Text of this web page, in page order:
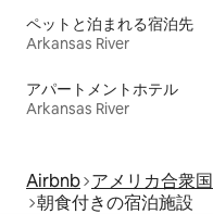
ペットと泊まれる宿泊先
Arkansas River
アパートメントホテル
Arkansas River
Airbnb アメリカ合衆国
朝食付きの宿泊施設